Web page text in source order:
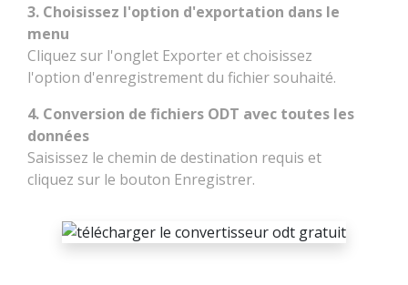
3. Choisissez l'option d'exportation dans le
menu
Cliquez sur l'onglet Exporter et choisissez
l'option d'enregistrement du fichier souhaité.
4. Conversion de fichiers ODT avec toutes les
données
Saisissez le chemin de destination requis et
cliquez sur le bouton Enregistrer.